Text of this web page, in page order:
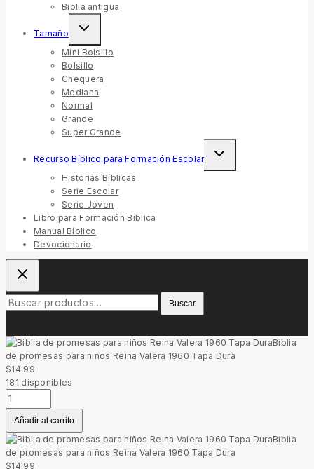
Biblia antigua
Tamaño
Toggle
menu
Mini Bolsillo
Bolsillo
Chequera
Mediana
Normal
Grande
Super Grande
Recurso Bíblico para Formación Escolar
Toggle
menu
Historias Bíblicas
Serie Escolar
Serie Joven
Libro para Formación Bíblica
Manual Bíblico
Devocionario
Buscar
por:
Buscar
Biblia
de promesas para niños Reina Valera 1960 Tapa Dura
$14.99
181 disponibles
Biblia
de
promesas
para
niños
Reina
Añadir al carrito
Biblia
de promesas para niños Reina Valera 1960 Tapa Dura
$14.99